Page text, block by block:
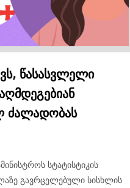
წასასვლელი
ძალადობას
სტატისტიკის
გავრცელებული სისხლის